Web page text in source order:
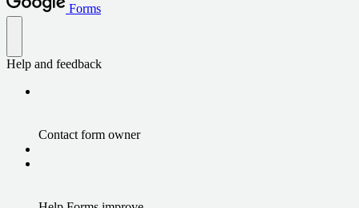
Forms
Help and feedback
Contact form owner